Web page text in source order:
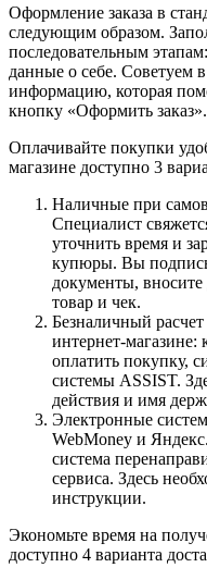
Оформление заказа в
следующим образом.
последовательным
данные о себе. Советуем
информацию, которая
кнопку «Оформить заказ».
Оплачивайте покупки
магазине доступно 3
Наличные при
Специалист
уточнить время и
купюры. Вы
документы, вносите
товар и чек.
Безналичный
интернет-
оплатить покупку,
системы ASSIST.
действия и имя
Электронные
WebMoney и
система
сервиса. Здесь
инструкции.
Экономьте время на
доступно 4 варианта